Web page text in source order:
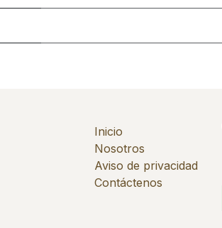
Inicio
Nosotros
Aviso de privacidad
Contáctenos